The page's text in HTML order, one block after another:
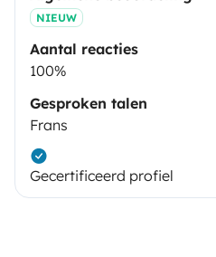
NIEUW
Aantal reacties
100%
Gesproken talen
Frans
Gecertificeerd profiel